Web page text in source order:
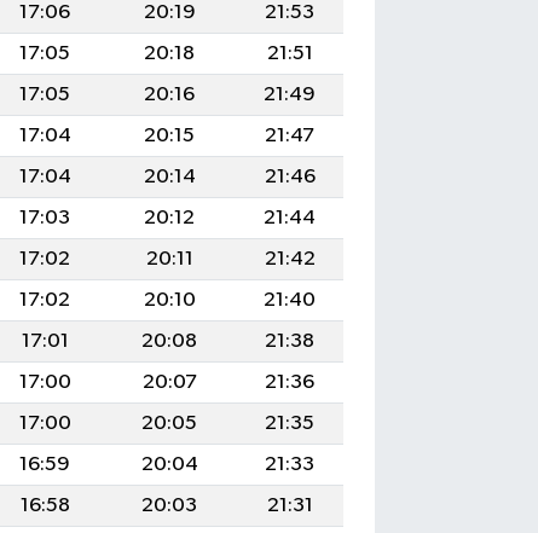
17:06 20:19
21:53
17:05 20:18
21:51
17:05 20:16
21:49
17:04 20:15
21:47
17:04 20:14
21:46
17:03 20:12
21:44
17:02 20:11
21:42
17:02 20:10
21:40
17:01 20:08
21:38
17:00 20:07
21:36
17:00 20:05
21:35
16:59 20:04
21:33
16:58 20:03
21:31